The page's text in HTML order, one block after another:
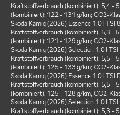
Kraftstoffverbrauch (kombiniert): 5,4 -
(kombiniert): 122 - 131 g/km; CO2-
Skoda Kamiq (2026) Essence 1,0 l TSI
Kraftstoffverbrauch (kombiniert): 5,3 -
(kombiniert): 121 - 129 g/km; CO2-
Skoda Kamiq (2026) Selection 1,0 l
Kraftstoffverbrauch (kombiniert): 5,5 -
(kombiniert): 125 - 133 g/km; CO2-
Skoda Kamiq (2026) Essence 1,0 l TSI
Kraftstoffverbrauch (kombiniert): 5,5 -
(kombiniert): 125 - 128 g/km; CO2-
Skoda Kamiq (2026) Selection 1,0 l
Kraftstoffverbrauch (kombiniert): 5,3 -